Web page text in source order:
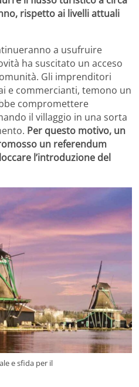
rispetto ai livelli attuali
a usufruire
ha suscitato un acceso
Gli imprenditori
e commercianti, temono un
compromettere
il villaggio in una sorta
Per questo motivo, un
un referendum
l’introduzione del
e sfida per il